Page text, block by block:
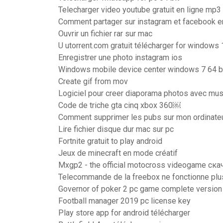
Telecharger video youtube gratuit en ligne mp3
Comment partager sur instagram et facebook
Ouvrir un fichier rar sur mac
U utorrent.com gratuit télécharger for windows
Enregistrer une photo instagram ios
Windows mobile device center windows 7 64
Create gif from mov
Logiciel pour creer diaporama photos avec
Code de triche gta cinq xbox 360￼
Comment supprimer les pubs sur mon
Lire fichier disque dur mac sur pc
Fortnite gratuit to play android
Jeux de minecraft en mode créatif
Mxgp2 - the official motocross videogame
Telecommande de la freebox ne fonctionne
Governor of poker 2 pc game complete
Football manager 2019 pc license key
Play store app for android télécharger